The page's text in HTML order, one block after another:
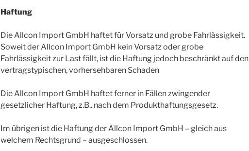
Haftung
Die Allcon Import GmbH haftet für Vorsatz und grobe Fahrlässigkeit.
Soweit der Allcon Import GmbH kein Vorsatz oder grobe
Fahrlässigkeit zur Last fällt, ist die Haftung jedoch beschränkt auf den
vertragstypischen, vorhersehbaren Schaden
Die Allcon Import GmbH haftet ferner in Fällen zwingender
gesetzlicher Haftung, z.B.. nach dem Produkthaftungsgesetz.
Im übrigen ist die Haftung der Allcon Import GmbH – gleich aus
welchem Rechtsgrund – ausgeschlossen.